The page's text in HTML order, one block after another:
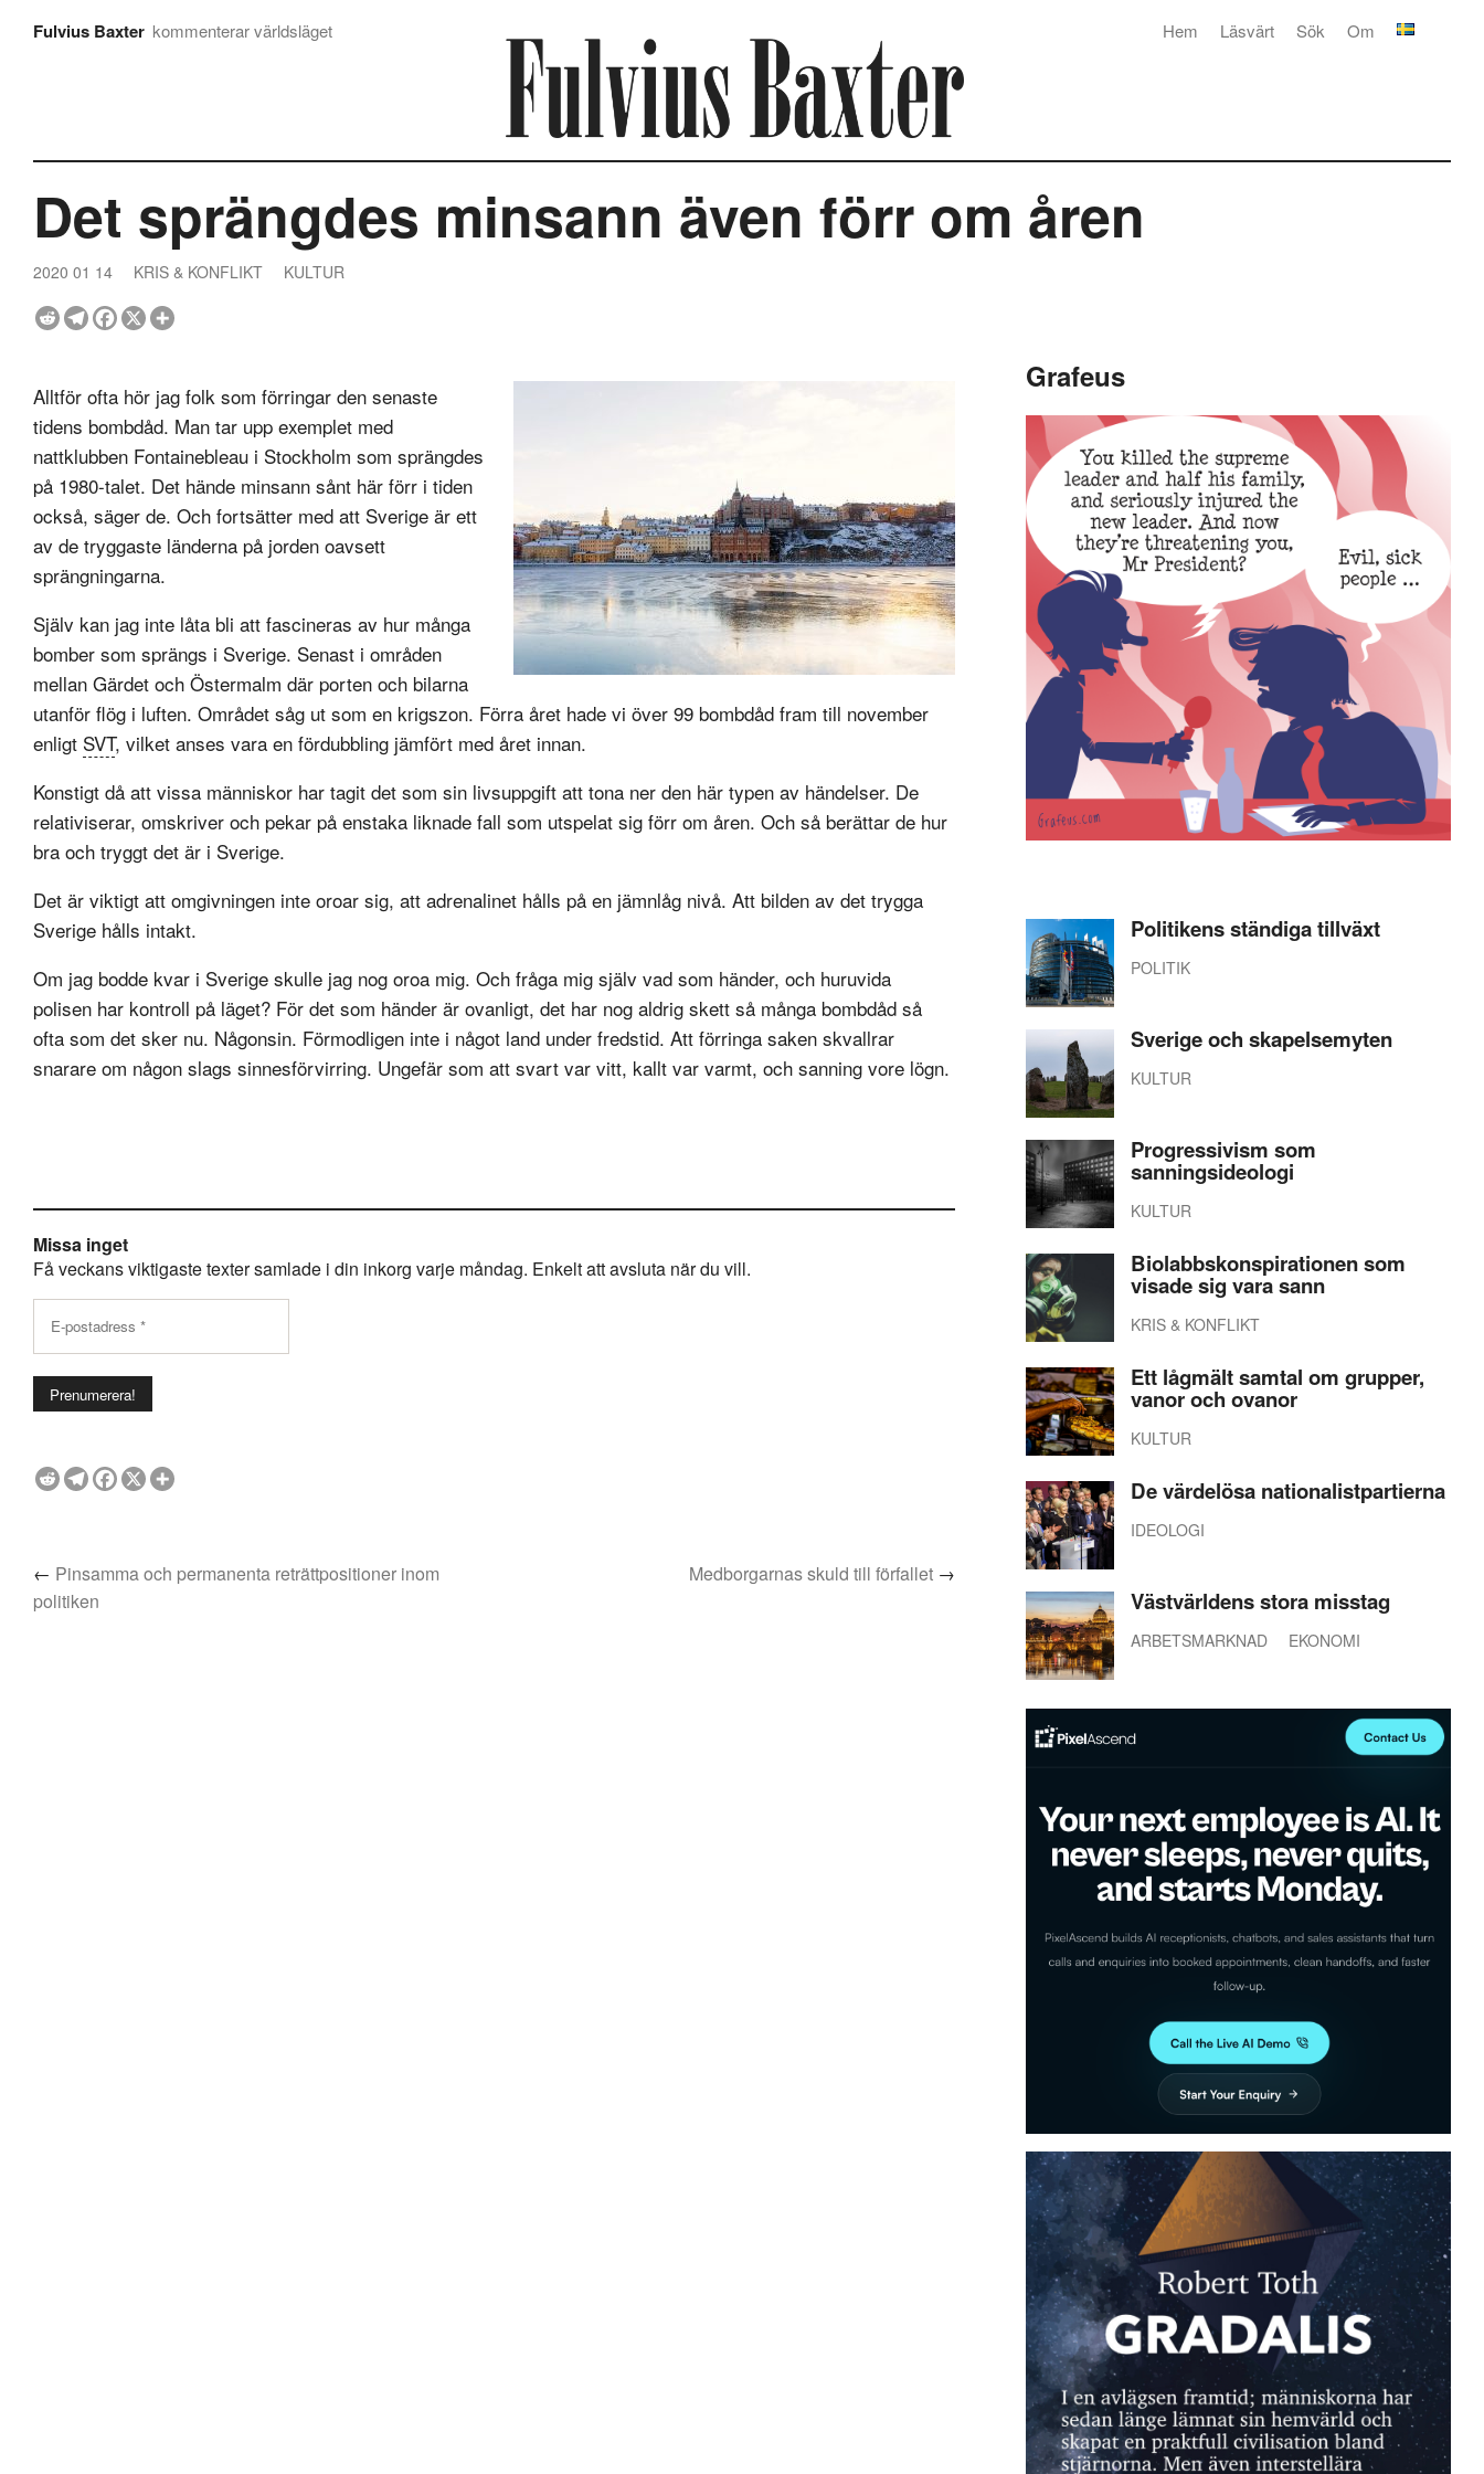
Fulvius Baxter kommenterar världsläget Om
Sök
Läsvärt
Hem
Det sprängdes minsann även förr om åren
2020 01 14 KRIS & KONFLIKT KULTUR
Alltför ofta hör jag folk som förringar den senaste
tidens bombdåd. Man tar upp exemplet med
nattklubben Fontainebleau i Stockholm som sprängdes
på 1980-talet. Det hände minsann sånt här förr i tiden
också, säger de. Och fortsätter med att Sverige är ett
av de tryggaste länderna på jorden oavsett
sprängningarna.
Själv kan jag inte låta bli att fascineras av hur många
bomber som sprängs i Sverige. Senast i områden
mellan Gärdet och Östermalm där porten och bilarna
utanför flög i luften. Området såg ut som en krigszon. Förra året hade vi över 99 bombdåd fram till november
enligt SVT, vilket anses vara en fördubbling jämfört med året innan.
Konstigt då att vissa människor har tagit det som sin livsuppgift att tona ner den här typen av händelser. De
relativiserar, omskriver och pekar på enstaka liknade fall som utspelat sig förr om åren. Och så berättar de hur
bra och tryggt det är i Sverige.
Det är viktigt att omgivningen inte oroar sig, att adrenalinet hålls på en jämnlåg nivå. Att bilden av det trygga
Sverige hålls intakt.
Om jag bodde kvar i Sverige skulle jag nog oroa mig. Och fråga mig själv vad som händer, och huruvida
polisen har kontroll på läget? För det som händer är ovanligt, det har nog aldrig skett så många bombdåd så
ofta som det sker nu. Någonsin. Förmodligen inte i något land under fredstid. Att förringa saken skvallrar
snarare om någon slags sinnesförvirring. Ungefär som att svart var vitt, kallt var varmt, och sanning vore lögn.
Missa inget
Få veckans viktigaste texter samlade i din inkorg varje måndag. Enkelt att avsluta när du vill.
← Pinsamma och permanenta reträttpositioner inom
politiken
Medborgarnas skuld till förfallet→
Grafeus
Politikens ständiga tillväxt
POLITIK
Sverige och skapelsemyten
KULTUR
Progressivism som
sanningsideologi
KULTUR
Biolabbskonspirationen som
visade sig vara sann
KRIS & KONFLIKT
Ett lågmält samtal om grupper,
vanor och ovanor
KULTUR
De värdelösa nationalistpartierna
IDEOLOGI
Västvärldens stora misstag
ARBETSMARKNAD EKONOMI